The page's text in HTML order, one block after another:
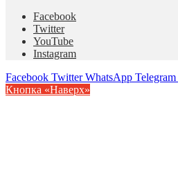
Facebook
Twitter
YouTube
Instagram
Facebook Twitter WhatsApp Telegram
Кнопка «Наверх»